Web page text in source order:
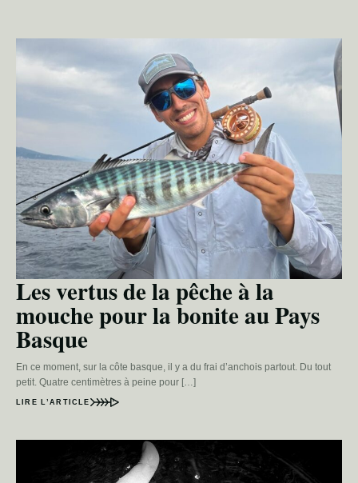
Les vertus de la pêche à la
mouche pour la bonite au Pays
Basque
En ce moment, sur la côte basque, il y a du frai d’anchois partout. Du tout
petit. Quatre centimètres à peine pour […]
LIRE L’ARTICLE